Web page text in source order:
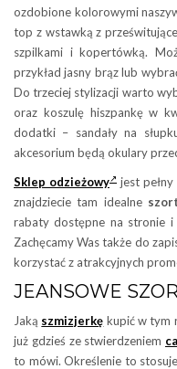
ozdobione kolorowymi
top z wstawką z
szpilkami i kopertówką.
przykład jasny brąz lub
Do trzeciej stylizacji warto
oraz koszulę hiszpankę w
dodatki – sandały na
akcesorium będą okulary
Sklep odzieżowy
jest
znajdziecie tam idealne
rabaty dostępne na stronie i
Zachęcamy Was także do
korzystać z atrakcyjnych
JEANSOWE
Jaką szmizjerkę kupić w tym
już gdzieś ze stwierdzeniem
to mówi. Określenie to